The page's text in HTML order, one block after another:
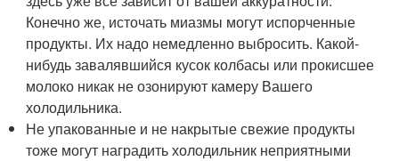
Конечно же, источать миазмы могут испорченные
продукты. Их надо немедленно выбросить. Какой-
нибудь завалявшийся кусок колбасы или прокисшее
молоко никак не озонируют камеру Вашего
холодильника.
Не упакованные и не накрытые свежие продукты
тоже могут наградить холодильник неприятными